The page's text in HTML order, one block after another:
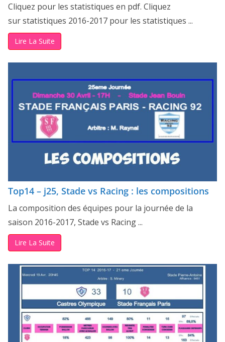
Cliquez pour les statistiques en pdf. Cliquez
sur statistiques 2016-2017 pour les statistiques ...
Lire La Suite
Top14 – j25, Stade vs Racing : les compositions
La composition des équipes pour la journée de la
saison 2016-2017, Stade vs Racing ...
Lire La Suite